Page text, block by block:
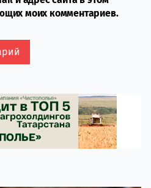
моих комментариев.